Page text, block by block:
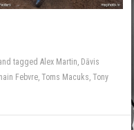
taggedAlex Martin Dāvis
Febvre ,Toms Macuks ,Tony